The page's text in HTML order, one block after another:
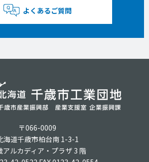
よくあるご質問
〒066-0009
海道千歳市柏台南 1-3-1
アルカディア・プラザ 3 階